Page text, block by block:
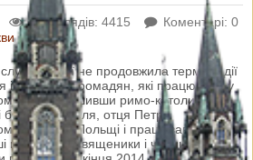
Переглядів: 4415
Коментарі: 0
Росії не продовжила термінів дії
іноземних громадян, які працювали у
залишивши римо-католицьку
настоятеля, отця Петра
Польщі і працював у Криму
католицькі священики і черниці